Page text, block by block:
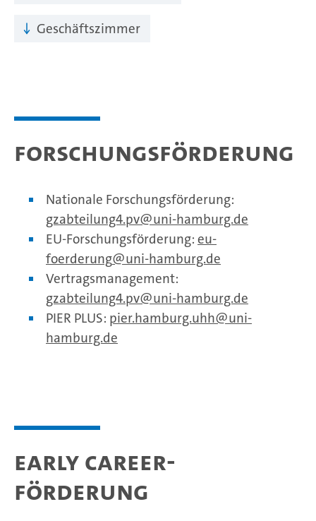
Geschäftszimmer
Forschungsförderung
Nationale Forschungsförderung:
gzabteilung4.pv
uni-hamburg.de
EU-Forschungsförderung: eu-
foerderung
uni-hamburg.de
Vertragsmanagement:
gzabteilung4.pv
uni-hamburg.de
PIER PLUS: pier.hamburg.uhh
uni-
hamburg.de
Early Career-
Förderung